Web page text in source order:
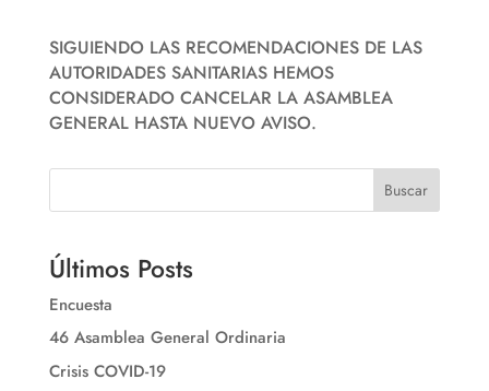
SIGUIENDO LAS RECOMENDACIONES DE LAS
AUTORIDADES SANITARIAS HEMOS
CONSIDERADO CANCELAR LA ASAMBLEA
GENERAL HASTA NUEVO AVISO.
Buscar
Últimos Posts
Encuesta
46 Asamblea General Ordinaria
Crisis COVID-19